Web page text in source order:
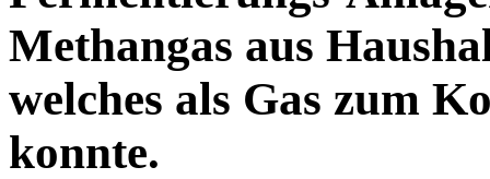
Methangas aus
welches als Gas zum
konnte.